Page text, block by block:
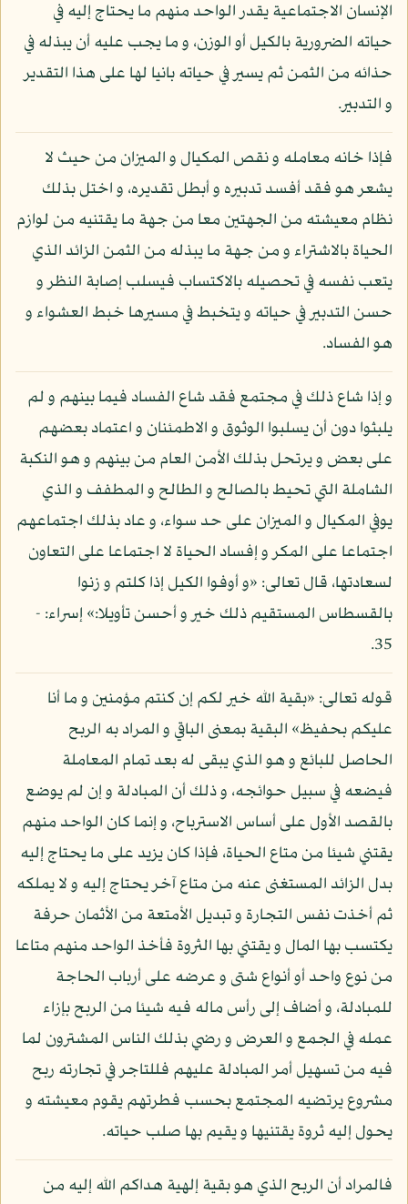
الإنسان الاجتماعية يقدر الواحد منهم ما يحتاج إليه في
حياته الضرورية بالكيل أو الوزن، و ما يجب عليه أن يبذله في
حذائه من الثمن ثم يسير في حياته بانيا لها على هذا التقدير
و التدبير.
فإذا خانه معامله و نقص المكيال و الميزان من حيث لا
يشعر هو فقد أفسد تدبيره و أبطل تقديره، و اختل بذلك
نظام معيشته من الجهتين معا من جهة ما يقتنيه من لوازم
الحياة بالاشتراء و من جهة ما يبذله من الثمن الزائد الذي
يتعب نفسه في تحصيله بالاكتساب فيسلب إصابة النظر و
حسن التدبير في حياته و يتخبط في مسيرها خبط العشواء و
هو الفساد.
و إذا شاع ذلك في مجتمع فقد شاع الفساد فيما بينهم و لم
يلبثوا دون أن يسلبوا الوثوق و الاطمئنان و اعتماد بعضهم
على بعض و يرتحل بذلك الأمن العام من بينهم و هو النكبة
الشاملة التي تحيط بالصالح و الطالح و المطفف و الذي
يوفي المكيال و الميزان على حد سواء، و عاد بذلك اجتماعهم
اجتماعا على المكر و إفساد الحياة لا اجتماعا على التعاون
لسعادتها، قال تعالى: «و أوفوا الكيل إذا كلتم و زنوا
بالقسطاس المستقيم ذلك خير و أحسن تأويلا:» إسراء: -
35.
قوله تعالى: «بقية الله خير لكم إن كنتم مؤمنين و ما أنا
عليكم بحفيظ» البقية بمعنى الباقي و المراد به الربح
الحاصل للبائع و هو الذي يبقى له بعد تمام المعاملة
فيضعه في سبيل حوائجه، و ذلك أن المبادلة و إن لم يوضع
بالقصد الأول على أساس الاسترباح، و إنما كان الواحد منهم
يقتني شيئا من متاع الحياة، فإذا كان يزيد على ما يحتاج إليه
بدل الزائد المستغنى عنه من متاع آخر يحتاج إليه و لا يملكه
ثم أخذت نفس التجارة و تبديل الأمتعة من الأثمان حرفة
يكتسب بها المال و يقتني بها الثروة فأخذ الواحد منهم متاعا
من نوع واحد أو أنواع شتى و عرضه على أرباب الحاجة
للمبادلة، و أضاف إلى رأس ماله فيه شيئا من الربح بإزاء
عمله في الجمع و العرض و رضي بذلك الناس المشترون لما
فيه من تسهيل أمر المبادلة عليهم فللتاجر في تجارته ربح
مشروع يرتضيه المجتمع بحسب فطرتهم يقوم معيشته و
يحول إليه ثروة يقتنيها و يقيم بها صلب حياته.
فالمراد أن الربح الذي هو بقية إلهية هداكم الله إليه من